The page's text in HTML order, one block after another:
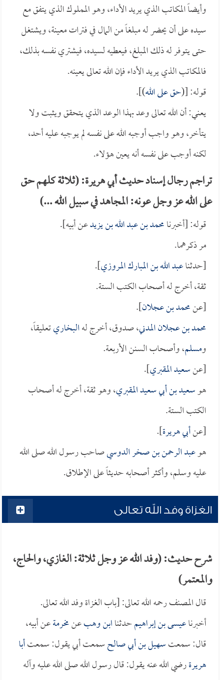
وأيضاً المكاتب الذي يريد الأداء، وهو المملوك الذي يتفق مع
سيده على أن يحضر له مبلغاً من المال في فترات معينة، ويشتغل
حتى يتوفر له ذلك المبلغ، فيعطيه لسيده، فيشتري نفسه بذلك،
فالمكاتب الذي يريد الأداء فإن الله تعالى يعينه.
قوله: [(حق على الله)].
يعني: أن الله تعالى وعد بهذا الوعد الذي يتحقق ويثبت ولا
يتأخر، وهو واجب أوجبه الله على نفسه لم يوجبه عليه أحد،
لكنه أوجب على نفسه أنه يعين هؤلاء.
تراجم رجال إسناد حديث أبي هريرة: (ثلاثة كلهم حق
على الله عز وجل عونه: المجاهد في سبيل الله ...)
قوله: [أخبرنامحمد بن عبد الله بن يزيدعن أبيه].
مر ذكرهما.
[حدثناعبد الله بن المبارك المروزي].
ثقة، أخرج له أصحاب الكتب الستة.
[عنمحمد بن عجلان].
محمد بن عجلان المدني، صدوق، أخرج لهالبخاريتعليقاً،
ومسلم، وأصحاب السنن الأربعة.
[عنسعيد المقبري].
هوسعيد بن أبي سعيد المقبري، وهو ثقة، أخرج له أصحاب
الكتب الستة.
[عنأبي هريرة].
هوعبد الرحمن بن صخر الدوسيصاحب رسول الله صلى الله
عليه وسلم، وأكثر أصحابه حديثاً على الإطلاق.
الغزاة وفد الله تعالى
شرح حديث: (وفد الله عز وجل ثلاثة: الغازي، والحاج،
والمعتمر)
قال المصنف رحمه الله تعالى: [باب الغزاة وفد الله تعالى.
أخبرناعيسى بن إبراهيمحدثناابن وهبعنمخرمةعن أبيه،
قال: سمعتسهيل بن أبي صالحسمعت أبي يقول: سمعتأبا
هريرةرضي الله عنه يقول: قال رسول الله صلى الله عليه وآله